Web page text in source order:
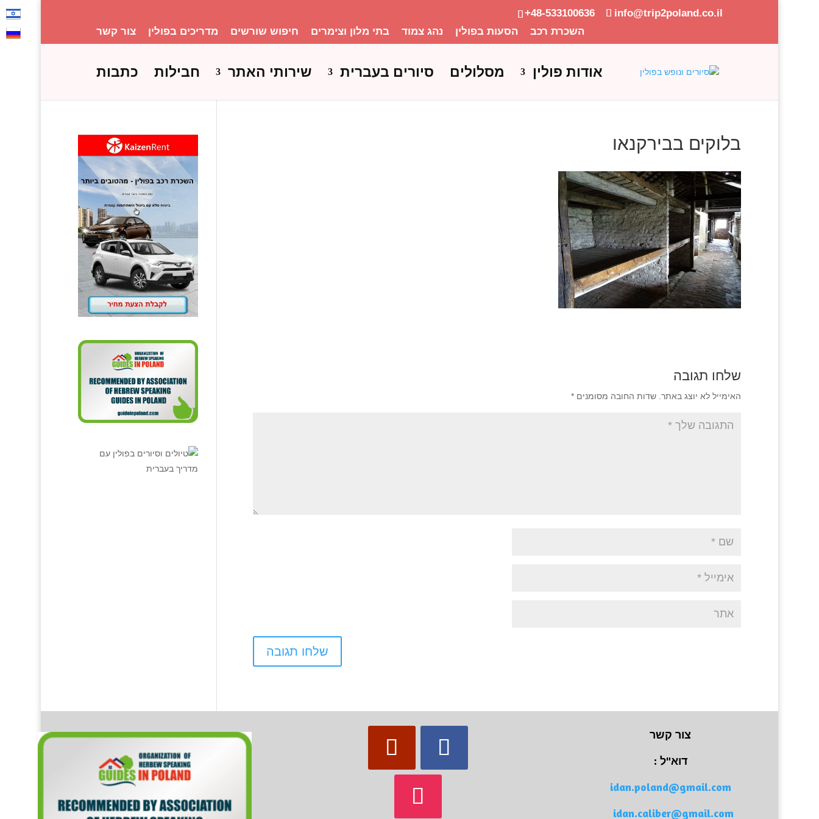
+48-533100636
info@trip2poland.co.il
השכרת רכב
הסעות בפולין נהג צמוד בתי מלון וצימרים חיפוש שורשים מדריכים בפולין צור קשר
אודות פולין מסלולים סיורים בעברית שירותי האתר חבילות כתבות
בלוקים בבירקנאו
שלחו תגובה
האימייל לא יוצג באתר. שדות החובה מסומנים *
צור קשר
דוא"ל :
idan.poland@gmail.com
idan.caliber@gmail.com